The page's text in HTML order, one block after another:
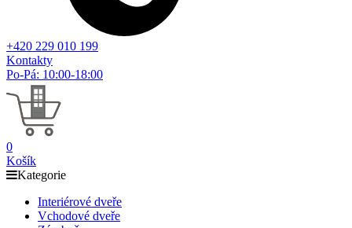
+420 229 010 199
Kontakty
Po-Pá: 10:00-18:00
0
Košík
Kategorie
Interiérové dveře
Vchodové dveře